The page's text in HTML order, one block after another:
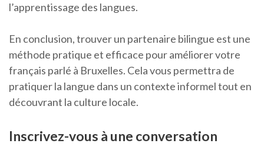
l’apprentissage des langues.
En conclusion, trouver un partenaire bilingue est une
méthode pratique et efficace pour améliorer votre
français parlé à Bruxelles. Cela vous permettra de
pratiquer la langue dans un contexte informel tout en
découvrant la culture locale.
Inscrivez-vous à une conversation